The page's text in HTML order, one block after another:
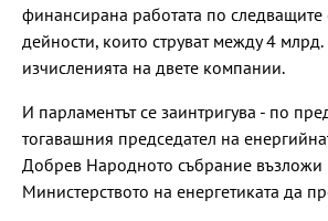
финансирана работата по
дейности, които струват между 4
изчисленията на двете компании.
И парламентът се заинтригува - по
тогавашния председател на
Добрев Народното събрание възложи
Министерството на енергетиката да